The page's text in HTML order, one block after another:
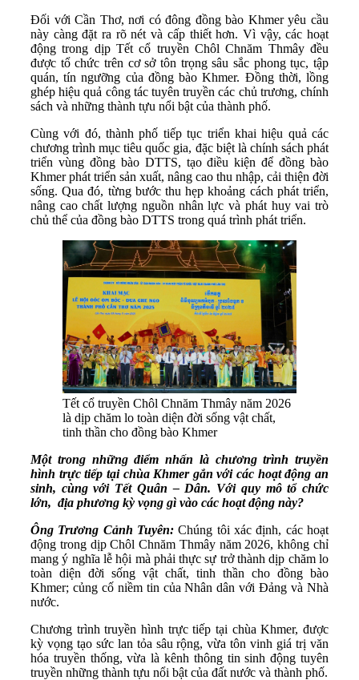
Đối với Cần Thơ, nơi có đông đồng bào Khmer yêu cầu
này càng đặt ra rõ nét và cấp thiết hơn. Vì vậy, các hoạt
động trong dịp Tết cổ truyền Chôl Chnăm Thmây đều
được tổ chức trên cơ sở tôn trọng sâu sắc phong tục, tập
quán, tín ngưỡng của đồng bào Khmer. Đồng thời, lồng
ghép hiệu quả công tác tuyên truyền các chủ trương, chính
sách và những thành tựu nổi bật của thành phố.
Cùng với đó, thành phố tiếp tục triển khai hiệu quả các
chương trình mục tiêu quốc gia, đặc biệt là chính sách phát
triển vùng đồng bào DTTS, tạo điều kiện để đồng bào
Khmer phát triển sản xuất, nâng cao thu nhập, cải thiện đời
sống. Qua đó, từng bước thu hẹp khoảng cách phát triển,
nâng cao chất lượng nguồn nhân lực và phát huy vai trò
chủ thể của đồng bào DTTS trong quá trình phát triển.
Tết cổ truyền Chôl Chnăm Thmây năm 2026
là dịp chăm lo toàn diện đời sống vật chất,
tinh thần cho đồng bào Khmer
Một trong những điểm nhấn là chương trình truyền
hình trực tiếp tại chùa Khmer gắn với các hoạt động an
sinh, cùng với Tết Quân – Dân. Với quy mô tổ chức
lớn, địa phương kỳ vọng gì vào các hoạt động này?
Ông Trương Cảnh Tuyên:Chúng tôi xác định, các hoạt
động trong dịp Chôl Chnăm Thmây năm 2026, không chỉ
mang ý nghĩa lễ hội mà phải thực sự trở thành dịp chăm lo
toàn diện đời sống vật chất, tinh thần cho đồng bào
Khmer; củng cố niềm tin của Nhân dân với Đảng và Nhà
nước.
Chương trình truyền hình trực tiếp tại chùa Khmer, được
kỳ vọng tạo sức lan tỏa sâu rộng, vừa tôn vinh giá trị văn
hóa truyền thống, vừa là kênh thông tin sinh động tuyên
truyền những thành tựu nổi bật của đất nước và thành phố.